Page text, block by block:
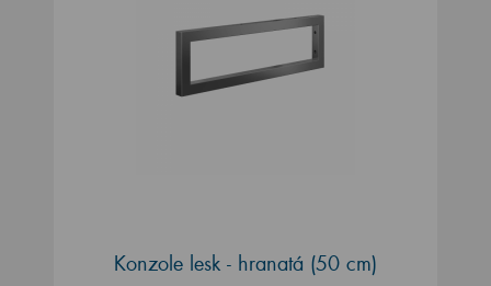
Konzole lesk - hranatá (50 cm)